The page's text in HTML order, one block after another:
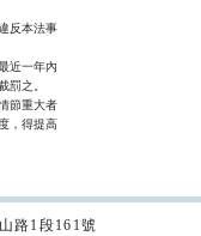
反本法事
近一年內
罰之。
節重大者
，得提高
路1段161號